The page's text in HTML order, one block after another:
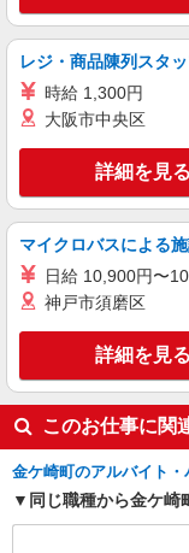
レジ・商品陳列スタ
時給 1,300円
大阪市中央区
詳細を見る
マイクロバスによる
日給 10,900円〜
神戸市須磨区
詳細を見る
このお仕事に関
金ケ崎町のアルバイト
同じ職種から金ケ崎